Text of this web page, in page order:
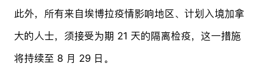
此外，所有来自埃博拉疫情影响地区、计划入境加拿
大的人士，须接受为期 21 天的隔离检疫，这一措施
将持续至 8 月 29 日。